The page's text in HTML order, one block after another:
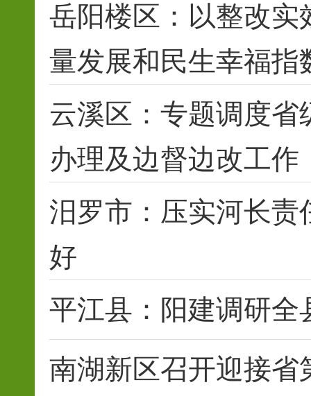
岳阳楼区：以整改实
量发展和民生幸福指
云溪区：专题调度省
办理及边督边改工作
汨罗市：压实河长责
好
平江县：阳建调研全
南湖新区召开迎接省